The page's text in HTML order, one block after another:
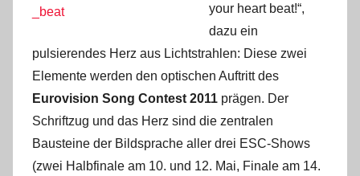
your heart beat!“,
dazu ein
pulsierendes Herz aus Lichtstrahlen: Diese zwei
Elemente werden den optischen Auftritt des
Eurovision Song Contest 2011 prägen. Der
Schriftzug und das Herz sind die zentralen
Bausteine der Bildsprache aller drei ESC-Shows
(zwei Halbfinale am 10. und 12. Mai, Finale am 14.